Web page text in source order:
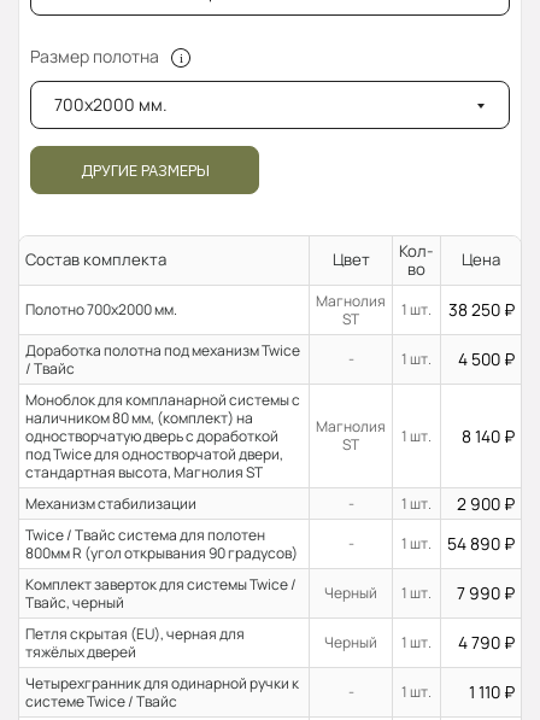
Размер полотна
700x2000 мм.
ДРУГИЕ РАЗМЕРЫ
Состав комплекта Цвет
Кол-
во
Цена
Полотно 700x2000 мм.
Магнолия
ST
1 шт. 38 250 ₽
Доработка полотна под механизм Twice
/ Твайс
- 1 шт. 4 500 ₽
Моноблок для компланарной системы с
наличником 80 мм, (комплект) на
одностворчатую дверь с доработкой
под Twice для одностворчатой двери,
стандартная высота, Магнолия ST
Магнолия
ST
1 шт. 8 140 ₽
Механизм стабилизации - 1 шт. 2 900 ₽
Twice / Твайс система для полотен
800мм R (угол открывания 90 градусов)
- 1 шт. 54 890 ₽
Комплект заверток для системы Twice /
Твайс, черный
Черный 1 шт. 7 990 ₽
Петля скрытая (EU), черная для
тяжёлых дверей
Черный 1 шт. 4 790 ₽
Четырехгранник для одинарной ручки к
системе Twice / Твайс
- 1 шт. 1 110 ₽